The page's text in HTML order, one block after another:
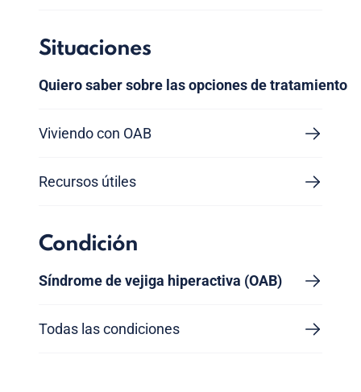
Situaciones
Quiero saber sobre las opciones de tratamiento
Viviendo con OAB
Recursos útiles
Condición
Síndrome de vejiga hiperactiva (OAB)
Todas las condiciones